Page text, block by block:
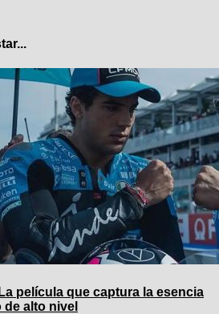
película que captura la esencia
alto nivel